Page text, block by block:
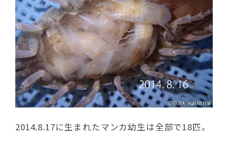
2014.8.17に生まれたマンカ幼生は全部で18匹。